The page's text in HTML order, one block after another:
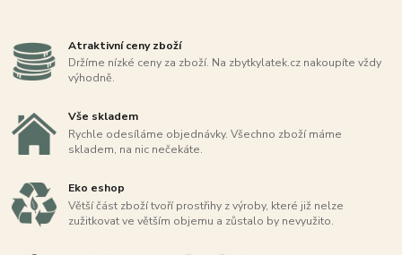
Atraktivní ceny zboží
Držíme nízké ceny za zboží. Na zbytkylatek.cz nakoupíte vždy
výhodně.
Vše skladem
Rychle odesíláme objednávky. Všechno zboží máme
skladem, na nic nečekáte.
Eko eshop
Větší část zboží tvoří prostřihy z výroby, které již nelze
zužitkovat ve větším objemu a zůstalo by nevyužito.